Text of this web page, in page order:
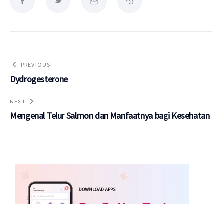
PREVIOUS
Dydrogesterone
NEXT
Mengenal Telur Salmon dan Manfaatnya bagi Kesehatan